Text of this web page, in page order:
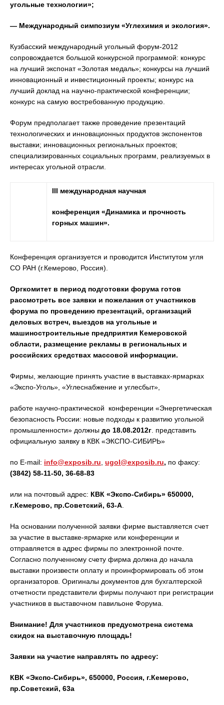
угольные технологии»;
— Международный симпозиум «Углехимия и экология».
Кузбасский международный угольный форум-2012
сопровождается большой конкурсной программой: конкурс
на лучший экспонат «Золотая медаль»; конкурсы на лучший
инновационный и инвестиционный проекты; конкурс на
лучший доклад на научно-практической конференции;
конкурс на самую востребованную продукцию.
Форум предполагает также проведение презентаций
технологических и инновационных продуктов экспонентов
выставки; инновационных региональных проектов;
специализированных социальных программ, реализуемых в
интересах угольной отрасли.
III международная научная
конференция «Динамика и прочность
горных машин».
Конференция организуется и проводится Институтом угля
СО РАН (г.Кемерово, Россия).
Оргкомитет в период подготовки форума готов
рассмотреть все заявки и пожелания от участников
форума по проведению презентаций, организаций
деловых встреч, выездов на угольные и
машиностроительные предприятия Кемеровской
области, размещение рекламы в региональных и
российских средствах массовой информации.
Фирмы, желающие принять участие в выставках-ярмарках
«Экспо-Уголь», «Углеснабжение и углесбыт»,
работе научно-практической конференции «Энергетическая
безопасность России: новые подходы к развитию угольной
промышленности» должны до 18.08.2012г . представить
официальную заявку в КВК «ЭКСПО-СИБИРЬ»
по E-mail: info@exposib.ru ugol@exposib.ru, по факсу:
(3842) 58-11-50, 36-68-83
или на почтовый адрес: КВК «Экспо-Сибирь» 650000,
г.Кемерово, пр.Советский, 63-А
На основании полученной заявки фирме выставляется счет
за участие в выставке-ярмарке или конференции и
отправляется в адрес фирмы по электронной почте.
Согласно полученному счету фирма должна до начала
выставки произвести оплату и проинформировать об этом
организаторов. Оригиналы документов для бухгалтерской
отчетности представители фирмы получают при регистрации
участников в выставочном павильоне Форума.
Внимание! Для участников предусмотрена система
скидок на выставочную площадь!
Заявки на участие направлять по адресу:
КВК «Экспо-Сибирь», 650000, Россия, г.Кемерово,
пр.Советский, 63а